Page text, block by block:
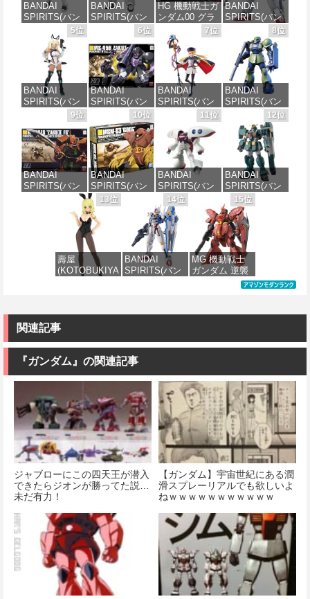
BANDAI
SPIRITS(バン
ダイ スピリッ
ツ) 30MS SIS-
J00 メルンジ
ャ[カラーA] 色
分け済みプラ
モデル
価格：¥4,200
BANDAI
SPIRITS(バン
ダイ スピリッ
ツ) 機動警察パ
トレイバー
EZY RG 1/48
AV-98Plus (イ
ングラム・プ
ラス) 色分け済
みプラモデル
価格：¥6,600
HG 機動戦士ガ
ンダム00 グラ
ハム専用ユニ
オンフラッグ
カスタム 1/144
スケール 色分
け済みプラモ
デル
価格：¥1,800
BANDAI
SPIRITS(バン
ダイ スピリッ
ツ) HGAW 機
動新世紀ガン
ダムX ガンダ
ムエアマスタ
ー 1/144スケー
ル 色分け済み
プラモデル
価格：¥3,600
5位
BANDAI
SPIRITS(バン
ダイスピリッ
ツ) 30MS SIS-
H00 セスティ
エ[カラーC] 色
分け済みプラ
モデル
価格：¥4,500
6位
BANDAI
SPIRITS(バン
ダイ スピリッ
ツ) HGUC 機動
戦士ガンダム
ザクI(黒い三連
星仕様) 1/144
スケール 色分
け済みプラモ
デル
価格：¥2,202
7位
BANDAI
SPIRITS(バン
ダイ スピリッ
Fate/Grand
Order アルトリ
ア・キャスタ
ー 色分け済み
プラモデル
価格：¥7,800
8位
BANDAI
SPIRITS(バン
ダイ スピリッ
ツ) HGUC
1/144 HGUC
MS-05BザクI
(機動戦士ガン
ダム)
価格：¥2,300
9位
BANDAI
SPIRITS(バン
ダイ スピリッ
(ガルマ専用機)
(機動戦士ガン
価格：¥2,982
10位
BANDAI
SPIRITS(バン
ダイ スピリッ
ツ) HGUC 機動
戦士ガンダム
MSM-03 ゴッ
グ 1/144スケー
ル 色分け済み
プラモデル
11位
BANDAI
SPIRITS(バン
ダイ スピリッ
ツ) HGUC 195
機動戦士Zガン
ダム キュベレ
イ 1/144スケー
ル 色分け済み
プラモデル
12位
BANDAI
SPIRITS(バン
ダイ スピリッ
ツ) HG 機動新
世紀ガンダムX
ガンダムレオ
パルド 1/144ス
ケール 色分け
済みプラモデ
ル
13位
壽屋
(KOTOBUKIYA
I〈Bunny
Style〉 全高約
ケール プラモ
デル
価格：¥11,000
14位
BANDAI
SPIRITS(バン
機動戦士ガン
アリアル 1/100
スケール 色分
デル
価格：¥4,280
15位
MG 機動戦士
ガンダム 逆襲
のシャア MSN-
ケール 色分け
関連記事
『ガンダム』の関連記事
ジャブローにこの四天王が潜入
できたらジオンが勝ってた説…
未だ有力！
【ガンダム】宇宙世紀にある潤
滑スプレーリアルでも欲しいよ
ねｗｗｗｗｗｗｗｗｗｗｗ